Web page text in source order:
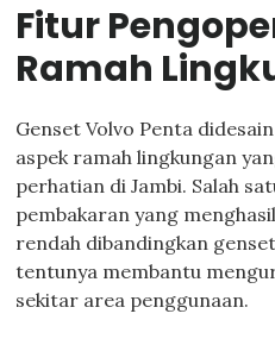
Fitur
Ramah
Genset Volvo Penta
aspek ramah lingkungan
perhatian di Jambi. Salah
pembakaran yang
rendah dibandingkan
tentunya membantu
sekitar area penggunaan.